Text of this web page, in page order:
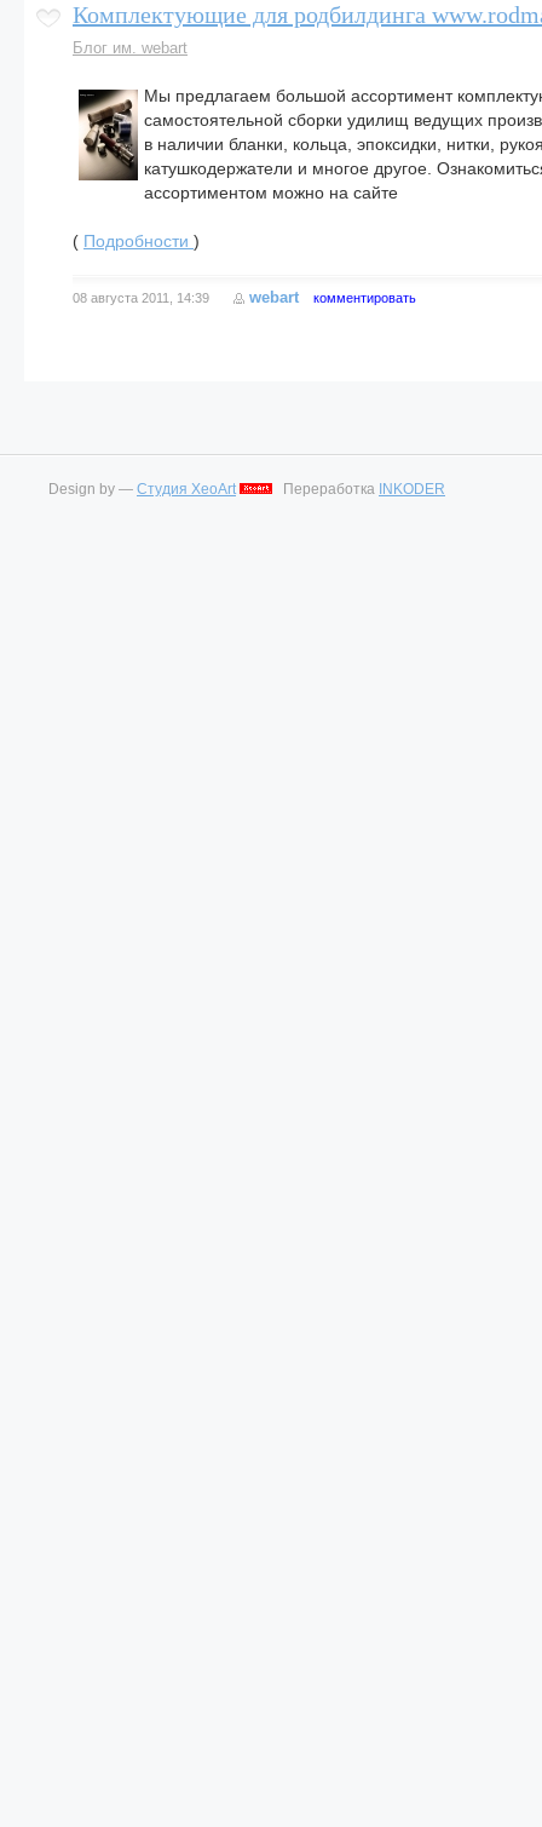
Комплектующие для родбилдинга
Блог им. webart
Мы предлагаем большой ассортимент
самостоятельной сборки удилищ ведущих
в наличии бланки, кольца, эпоксидки, нитки,
катушкодержатели и многое другое.
ассортиментом можно на сайте
( Подробности )
08 августа 2011, 14:39 webart комментировать
Design by — Студия XeoArt Переработка INKODER